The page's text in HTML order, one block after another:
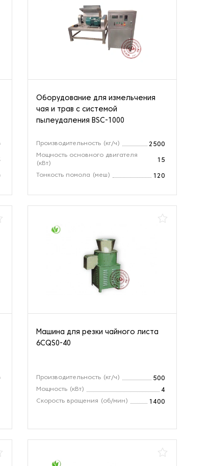
Оборудование для измельчения
чая и трав с системой
пылеудаления BSC-1000
Производительность (кг/ч)
2500
Мощность основного двигателя
(кВт)
15
Тонкость помола (меш) 120
Машина для резки чайного листа
6CQS0-40
Производительность (кг/ч)
500
Мощность (кВт)
4
Скорость вращения (об/мин)
1400